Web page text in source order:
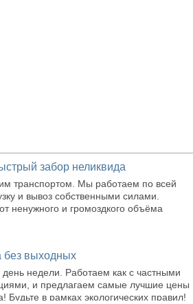
забор неликвида
транспортом. Мы работаем по всей
и вывоз собственными силами.
ненужного и громоздкого объёма
без выходных
недели. Работаем как с частными
и предлагаем самые лучшие цены
Будьте в рамках экологических правил!